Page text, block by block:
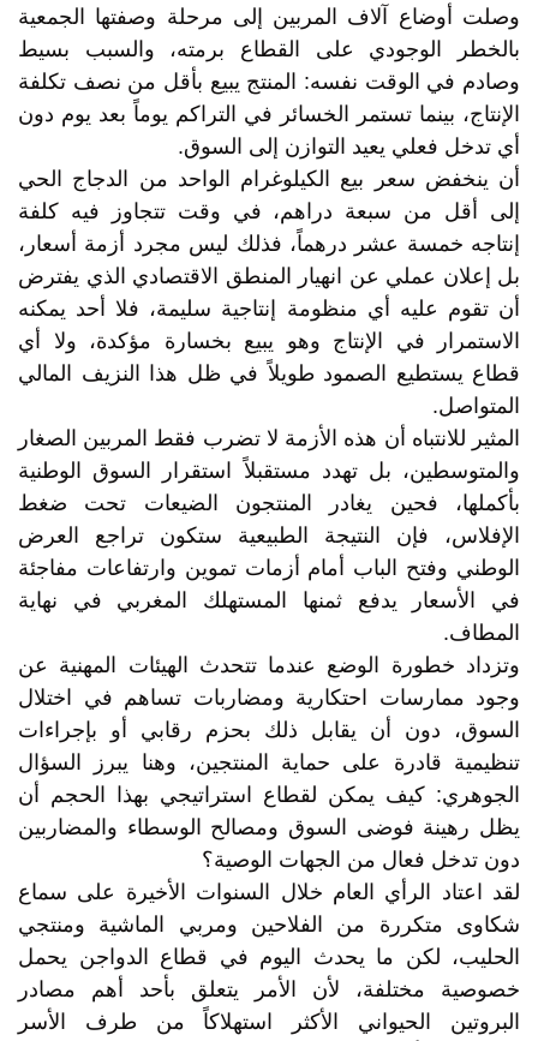
وصلت أوضاع آلاف المربين إلى مرحلة وصفتها الجمعية
بالخطر الوجودي على القطاع برمته، والسبب بسيط
وصادم في الوقت نفسه: المنتج يبيع بأقل من نصف تكلفة
الإنتاج، بينما تستمر الخسائر في التراكم يوماً بعد يوم دون
أي تدخل فعلي يعيد التوازن إلى السوق.
أن ينخفض سعر بيع الكيلوغرام الواحد من الدجاج الحي
إلى أقل من سبعة دراهم، في وقت تتجاوز فيه كلفة
إنتاجه خمسة عشر درهماً، فذلك ليس مجرد أزمة أسعار،
بل إعلان عملي عن انهيار المنطق الاقتصادي الذي يفترض
أن تقوم عليه أي منظومة إنتاجية سليمة، فلا أحد يمكنه
الاستمرار في الإنتاج وهو يبيع بخسارة مؤكدة، ولا أي
قطاع يستطيع الصمود طويلاً في ظل هذا النزيف المالي
المتواصل.
المثير للانتباه أن هذه الأزمة لا تضرب فقط المربين الصغار
والمتوسطين، بل تهدد مستقبلاً استقرار السوق الوطنية
بأكملها، فحين يغادر المنتجون الضيعات تحت ضغط
الإفلاس، فإن النتيجة الطبيعية ستكون تراجع العرض
الوطني وفتح الباب أمام أزمات تموين وارتفاعات مفاجئة
في الأسعار يدفع ثمنها المستهلك المغربي في نهاية
المطاف.
وتزداد خطورة الوضع عندما تتحدث الهيئات المهنية عن
وجود ممارسات احتكارية ومضاربات تساهم في اختلال
السوق، دون أن يقابل ذلك بحزم رقابي أو بإجراءات
تنظيمية قادرة على حماية المنتجين، وهنا يبرز السؤال
الجوهري: كيف يمكن لقطاع استراتيجي بهذا الحجم أن
يظل رهينة فوضى السوق ومصالح الوسطاء والمضاربين
دون تدخل فعال من الجهات الوصية؟
لقد اعتاد الرأي العام خلال السنوات الأخيرة على سماع
شكاوى متكررة من الفلاحين ومربي الماشية ومنتجي
الحليب، لكن ما يحدث اليوم في قطاع الدواجن يحمل
خصوصية مختلفة، لأن الأمر يتعلق بأحد أهم مصادر
البروتين الحيواني الأكثر استهلاكاً من طرف الأسر